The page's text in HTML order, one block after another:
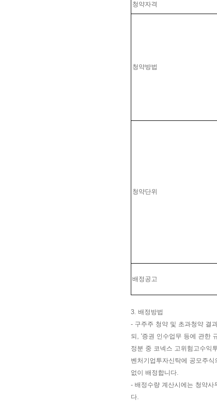
청약자격
청약방법
청약단위
배정공고
3. 배정방법
- 구주주 청약 및 초과청약 결
되, '증권 인수업무 등에 관한
정분 중 코넥스 고위험고수익
벤처기업투자신탁에 공모주
없이 배정합니다.
- 배정수량 계산시에는 청약
다.